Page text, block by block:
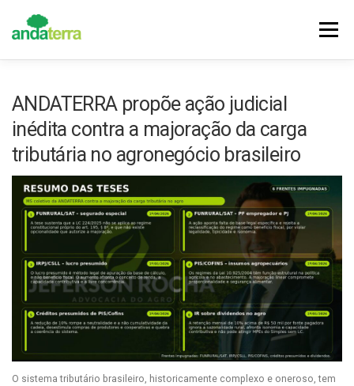
Menu
HISTÓRIA VALORES FILIE-SE
ANDATERRA propõe ação judicial
inédita contra a majoração da carga
tributária no agronegócio brasileiro
O sistema tributário brasileiro, historicamente complexo e oneroso, tem